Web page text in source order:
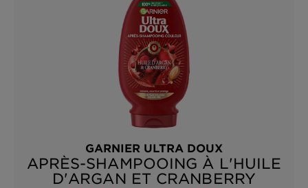
GARNIER ULTRA DOUX
APRÈS-SHAMPOOING À L'HUILE
D'ARGAN ET CRANBERRY